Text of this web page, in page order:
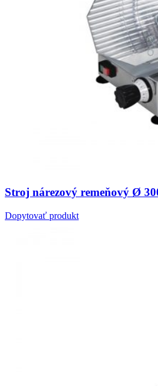
Stroj nárezový remeňový Ø
Dopytovať produkt